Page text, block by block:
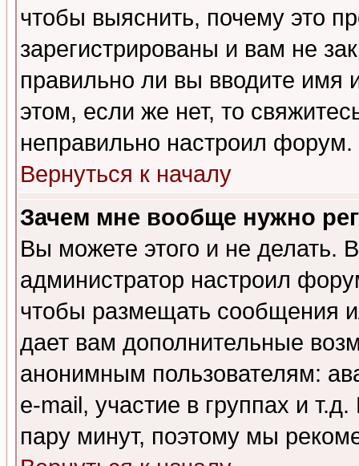
чтобы выяснить, почему это
зарегистрированы и вам не
правильно ли вы вводите
этом, если же нет, то
неправильно настроил форум.
Вернуться к началу
Зачем мне вообще нужно
Вы можете этого и не делать.
администратор настроил
чтобы размещать сообщения
дает вам дополнительные
анонимным пользователям:
e-mail, участие в группах и
пару минут, поэтому мы